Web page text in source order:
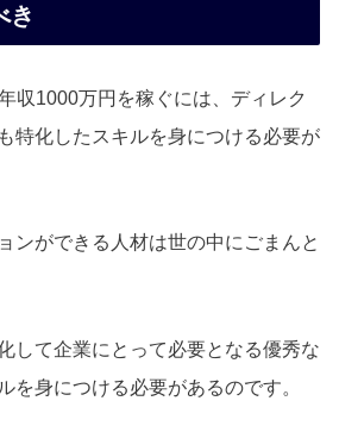
き
収1000万円を稼ぐには、ディレク
特化したスキルを身につける必要が
ンができる人材は世の中にごまんと
して企業にとって必要となる優秀な
を身につける必要があるのです。